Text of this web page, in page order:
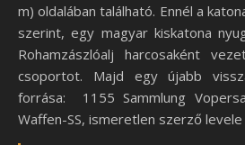
m) oldalában található. Ennél a
szerint, egy magyar kiskatona
Rohamzászlóalj harcosaként
csoportot. Majd egy újabb
forrása: 1155 Sammlung
Waffen-SS, ismeretlen szerző